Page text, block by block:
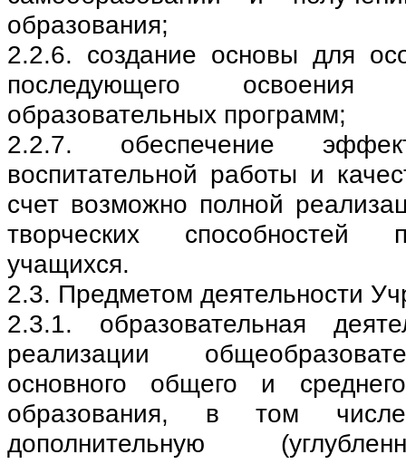
образования;
2.2.6. создание основы для
последующего освоения
образовательных программ;
2.2.7. обеспечение
воспитательной работы и
счет возможно полной
творческих способностей
учащихся.
2.3. Предметом деятельности
2.3.1. образовательная
реализации
основного общего и
образования, в том числе
дополнительную